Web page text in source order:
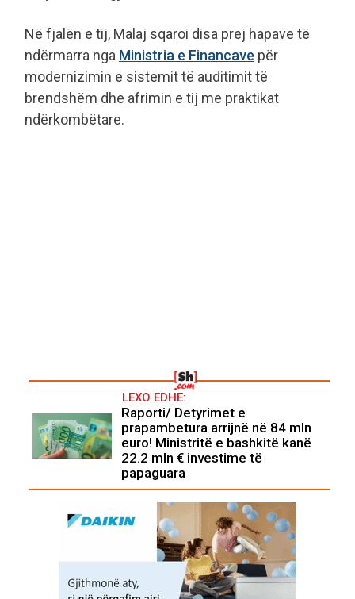
Në fjalën e tij, Malaj sqaroi disa prej hapave të
ndërmarra nga Ministria e Financave për
modernizimin e sistemit të auditimit të
brendshëm dhe afrimin e tij me praktikat
ndërkombëtare.
LEXO EDHE:
Raporti/ Detyrimet e
prapambetura arrijnë në 84 mln
euro! Ministritë e bashkitë kanë
22.2 mln € investime të
papaguara